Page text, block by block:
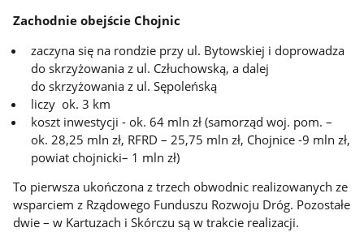
Zachodnie obejście Chojnic
zaczyna się na rondzie przy ul. Bytowskiej i doprowadza
do skrzyżowania z ul. Człuchowską, a dalej
do skrzyżowania z ul. Sępoleńską
liczy ok. 3 km
koszt inwestycji - ok. 64 mln zł (samorząd woj. pom. –
ok. 28,25 mln zł, RFRD – 25,75 mln zł, Chojnice -9 mln zł,
powiat chojnicki– 1 mln zł)
To pierwsza ukończona z trzech obwodnic realizowanych ze
wsparciem z Rządowego Funduszu Rozwoju Dróg. Pozostałe
dwie – w Kartuzach i Skórczu są w trakcie realizacji.